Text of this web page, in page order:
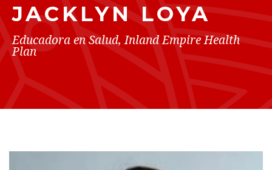
JACKLYN LOYA
Educadora en Salud, Inland Empire Health
Plan